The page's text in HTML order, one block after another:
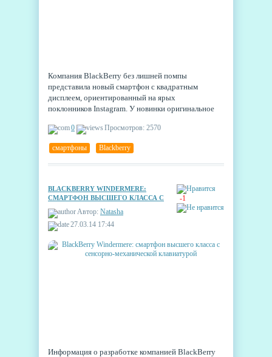
Компания BlackBerry без лишней помпы
представила новый смартфон с квадратным
дисплеем, ориентированный на ярых
поклонников Instagram. У новинки оригинальное
мероприятии, посвящённом последним
финансовым результатам компании, было
рассказано о новых устройствах, готовящихся к
выходу. Было даже показано слайдшоу, на котором
0 Просмотров: 2570
смартфоны Blackberry
-1
BLACKBERRY WINDERMERE:
СМАРТФОН ВЫСШЕГО КЛАССА С
КЛАВИАТУРОЙ
Автор: Natasha
27.03.14 17:44
Информация о разработке компанией BlackBerry